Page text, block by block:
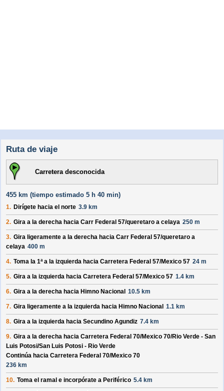
Ruta de viaje
Carretera desconocida
455 km (tiempo estimado 5 h 40 min)
1. Dirígete hacia el norte 3.9 km
2. Gira a la derecha hacia Carr Federal 57/queretaro a celaya 250 m
3. Gira ligeramente a la derecha hacia Carr Federal 57/queretaro a
celaya 400 m
4. Toma la 1ª a la izquierda hacia Carretera Federal 57/Mexico 57 24 m
5. Gira a la izquierda hacia Carretera Federal 57/Mexico 57 1.4 km
6. Gira a la derecha hacia Himno Nacional 10.5 km
7. Gira ligeramente a la izquierda hacia Himno Nacional 1.1 km
8. Gira a la izquierda hacia Secundino Agundiz 7.4 km
9. Gira a la derecha hacia Carretera Federal 70/Mexico 70/Rio Verde - San
Luis Potosi/San Luis Potosi - Rio Verde
Continúa hacia Carretera Federal 70/Mexico 70
236 km
10. Toma el ramal e incorpórate a Periférico 5.4 km